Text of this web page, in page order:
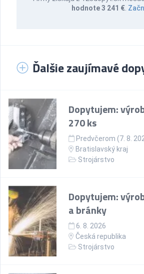
hodnote 3 241 €
Ďalšie zaujímavé
Dopytujem:
270 ks
Predvčerom (7. 8.
Bratislavský kraj
Strojárstvo
Dopytujem:
a bránky
6. 8. 2026
Česká republika
Strojárstvo